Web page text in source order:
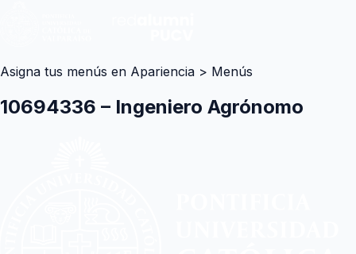
Asigna tus menús en Apariencia > Menús
10694336 – Ingeniero Agrónomo